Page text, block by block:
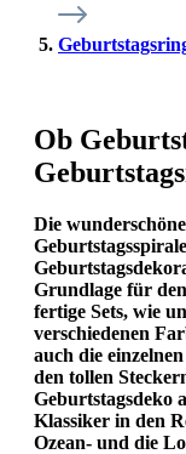
Ob
Die
Grundlage für
fertige Sets, wie
verschiedenen
auch die
den tollen
Geburtstagsdeko
Klassiker in den
Ozean- und die